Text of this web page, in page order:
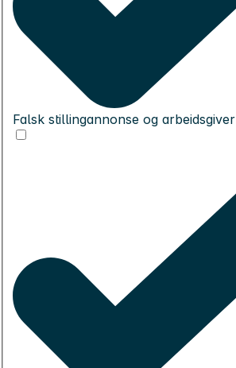
Falsk stillingannonse og arbeidsgiver